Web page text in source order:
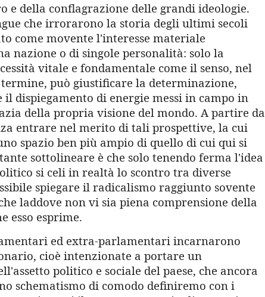
e della conflagrazione delle grandi ideologie.
che irrorarono la storia degli ultimi secoli
come movente l'interesse materiale
nazione o di singole personalità: solo la
vitale e fondamentale come il senso, nel
può giustificare la determinazione,
dispiegamento di energie messi in campo in
della propria visione del mondo. A partire da
entrare nel merito di tali prospettive, la cui
spazio ben più ampio di quello di cui qui si
sottolineare è che solo tenendo ferma l'idea
si celi in realtà lo scontro tra diverse
spiegare il radicalismo raggiunto sovente
laddove non vi sia piena comprensione della
esso esprime.
ed extra-parlamentari incarnarono
cioè intenzionate a portare un
politico e sociale del paese, che ancora
schematismo di comodo definiremo con i